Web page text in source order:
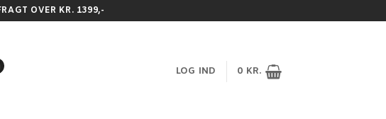
OVER KR. 1399,-
LOG IND 0 KR.